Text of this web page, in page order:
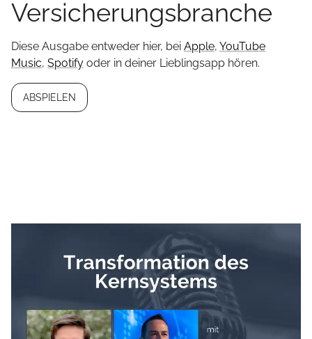
Versicherungsbranche
Diese Ausgabe entweder hier, bei Apple, YouTube
Music, Spotify oder in deiner Lieblingsapp hören.
ABSPIELEN